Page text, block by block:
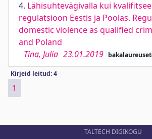
4. Lähisuhtevägivalla kui
regulatsioon Eestis ja Poolas.
domestic violence as qualified
and Poland
Tina, Julia 23.01.2019
Kirjeid leitud: 4
1
TALTECH DIGIKOGU